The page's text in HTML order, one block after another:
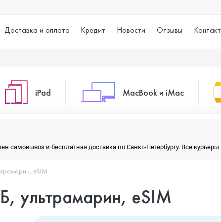
Доставка и оплата Кредит Новости Отзывы
iPad
iPad 10.9 (2022)
iPad Air (2020)
MacBook и iMac
Macbook Pro
самовывоз и бесплатная доставка по Санкт-Петербургу. Все
eSIM
ультрамарин, eSIM